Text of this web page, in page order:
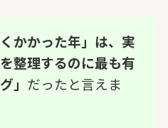
かかった年」は、実
整理するのに最も有
」 だったと言えま